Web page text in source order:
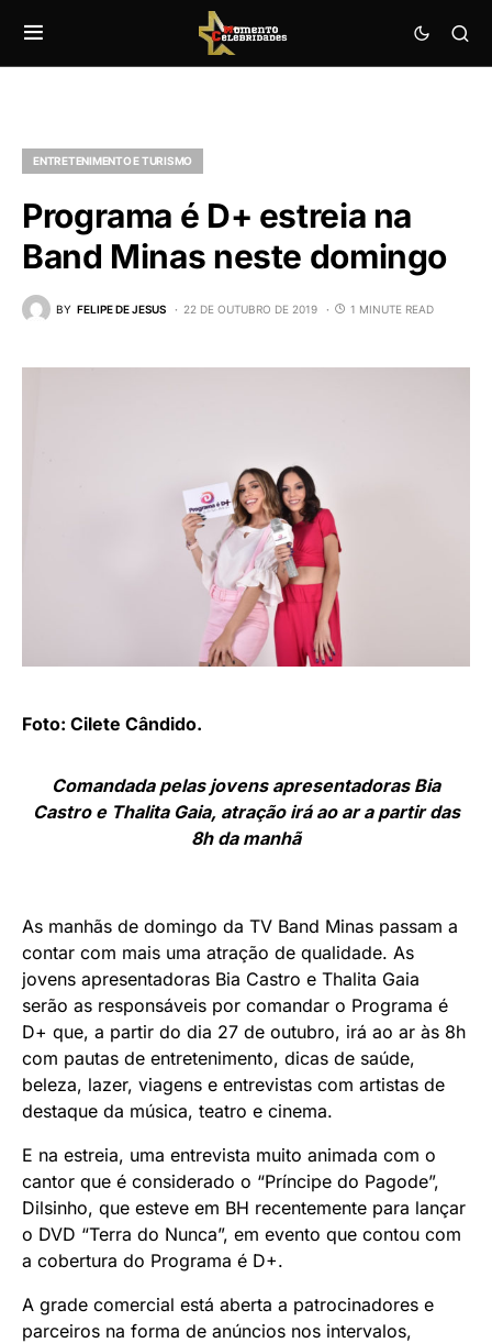
ENTRETENIMENTO E TURISMO
Programa é D+ estreia na
Band Minas neste domingo
BY FELIPE DE JESUS 22 DE OUTUBRO DE 2019 1 MINUTE READ
Foto: Cilete Cândido.
Comandada pelas jovens apresentadoras Bia
Castro e Thalita Gaia, atração irá ao ar a partir das
8h da manhã
As manhãs de domingo da TV Band Minas passam a
contar com mais uma atração de qualidade. As
jovens apresentadoras Bia Castro e Thalita Gaia
serão as responsáveis por comandar o Programa é
D+ que, a partir do dia 27 de outubro, irá ao ar às 8h
com pautas de entretenimento, dicas de saúde,
beleza, lazer, viagens e entrevistas com artistas de
destaque da música, teatro e cinema.
E na estreia, uma entrevista muito animada com o
cantor que é considerado o “Príncipe do Pagode”,
Dilsinho, que esteve em BH recentemente para lançar
o DVD “Terra do Nunca”, em evento que contou com
a cobertura do Programa é D+.
A grade comercial está aberta a patrocinadores e
parceiros na forma de anúncios nos intervalos,